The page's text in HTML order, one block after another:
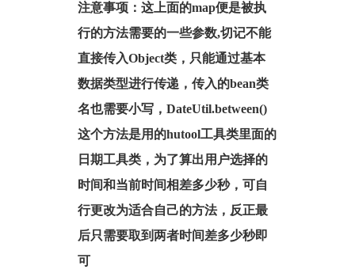
注意事项：这上面的map便是被执
行的方法需要的一些参数,切记不能
直接传入Object类，只能通过基本
数据类型进行传递，传入的bean类
名也需要小写，DateUtil.between()
这个方法是用的hutool工具类里面的
日期工具类，为了算出用户选择的
时间和当前时间相差多少秒，可自
行更改为适合自己的方法，反正最
后只需要取到两者时间差多少秒即
可